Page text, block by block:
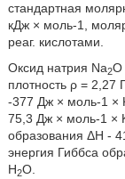
стандартная
кДж × моль-1,
реаг. кислотами.
Оксид натрия Nа2O
плотность ρ = 2,27
-377 Дж × моль-1 ×
75,3 Дж × моль-1 ×
образования ΔН -
энергия Гиббса
H2O.